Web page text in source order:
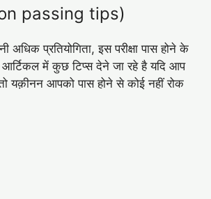
passing tips)
अधिक प्रतियोगिता, इस परीक्षा पास होने के
में कुछ टिप्स देने जा रहे है यदि आप
यक़ीनन आपको पास होने से कोई नहीं रोक